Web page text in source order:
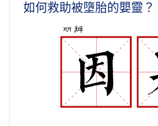
如何救助被墮胎的嬰靈？